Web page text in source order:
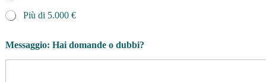
Più di 5.000 €
e
r
Messaggio: Hai domande o dubbi?